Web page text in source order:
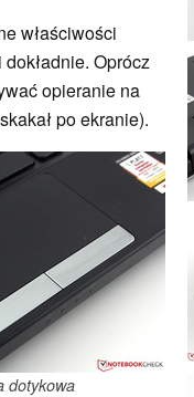
właściwości
Oprócz
opieranie na
po ekranie).
dotykowa